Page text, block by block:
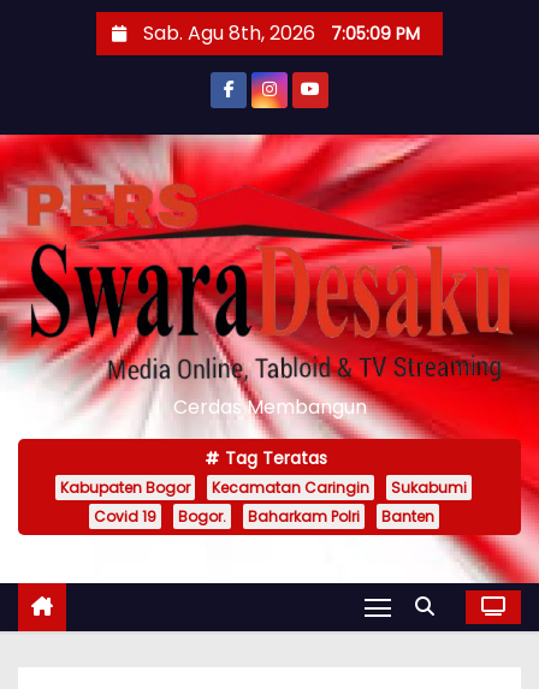
t
o
c
o
n
t
e
Sab. Agu 8th, 2026 7:05:11 PM
Cerdas Membangun
Tag Teratas
Kabupaten Bogor Kecamatan Caringin
Sukabumi
Covid 19
Bogor. Baharkam Polri Banten